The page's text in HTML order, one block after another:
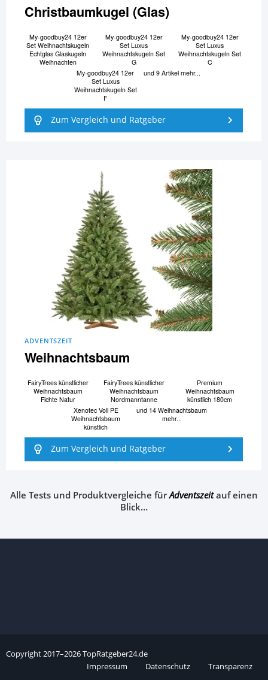
Christbaumkugel (Glas)
My-goodbuy24 12er
Set Weihnachtskugeln
Echtglas Glaskugeln
Weihnachten
My-goodbuy24 12er
Set Luxus
Weihnachtskugeln Set
G
My-goodbuy24 12er
Set Luxus
Weihnachtskugeln Set
C
My-goodbuy24 12er
Set Luxus
Weihnachtskugeln Set
F
und 9 Artikel mehr...
Zum Vergleich und Ratgeber
ADVENTSZEIT
Weihnachtsbaum
FairyTrees künstlicher
Weihnachtsbaum
Fichte Natur
FairyTrees künstlicher
Weihnachtsbaum
Nordmanntanne
Premium
Weihnachtsbaum
künstlich 180cm
Xenotec Voll PE
Weihnachtsbaum
künstlich
und 14 Weihnachtsbaum
mehr...
Zum Vergleich und Ratgeber
Alle Tests und Produktvergleiche fürAdventszeitauf einen
Blick…
Copyright2017–2026TopRatgeber24.de
Impressum
Datenschutz Transparenz